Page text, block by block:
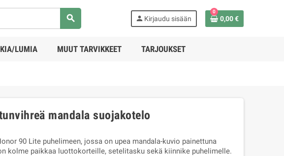
search person Kirjaudu sisään
0
0,00 €
LUMIA MUUT TARVIKKEET TARJOUKSET
mandala suojakotelo
90 Lite puhelimeen, jossa on upea mandala-kuvio painettuna
kolme paikkaa luottokorteille, setelitasku sekä kiinnike puhelimelle.